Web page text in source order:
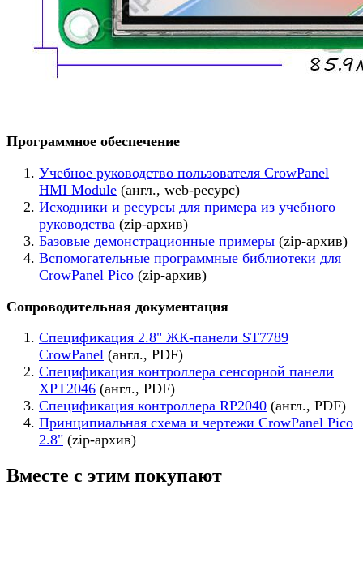
Программное обеспечение
Учебное руководство пользователя CrowPanel
HMI Module (англ., web-ресурс)
Исходники и ресурсы для примера из учебного
руководства (zip-архив)
Базовые демонстрационные примеры (zip-архив)
Вспомогательные программные библиотеки для
CrowPanel Pico (zip-архив)
Сопроводительная документация
Спецификация 2.8" ЖК-панели ST7789
CrowPanel (англ., PDF)
Спецификация контроллера сенсорной панели
XPT2046 (англ., PDF)
Спецификация контроллера RP2040 (англ., PDF)
Принципиальная схема и чертежи CrowPanel Pico
2.8" (zip-архив)
Вместе с этим покупают